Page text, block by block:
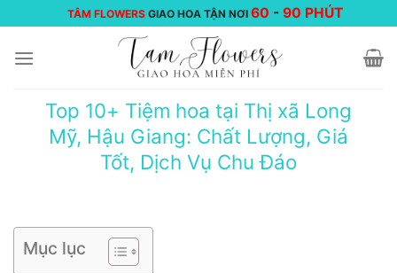
đến
nội
TÂM FLOWERS GIAO HOA TẬN NƠI 60 -90 PHÚT
Top 10+ Tiệm hoa tại Thị xã Long
Mỹ, Hậu Giang: Chất Lượng, Giá
Tốt, Dịch Vụ Chu Đáo
Mục lục